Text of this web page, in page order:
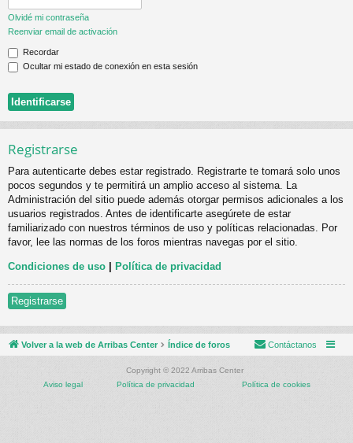
s
Olvidé mi contraseña
Reenviar email de activación
Recordar
Ocultar mi estado de conexión en esta sesión
Registrarse
Para autenticarte debes estar registrado. Registrarte te tomará solo unos
pocos segundos y te permitirá un amplio acceso al sistema. La
Administración del sitio puede además otorgar permisos adicionales a los
usuarios registrados. Antes de identificarte asegúrete de estar
familiarizado con nuestros términos de uso y políticas relacionadas. Por
favor, lee las normas de los foros mientras navegas por el sitio.
Condiciones de uso Política de privacidad
Registrarse
Volver a la web de Arribas Center Índice de foros Contáctanos
Copyright © 2022 Arribas Center
Aviso legal
Política de privacidad Política de cookies